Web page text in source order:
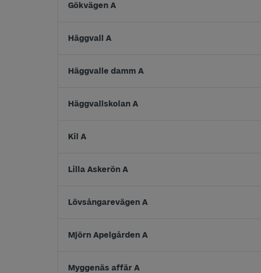
Gökvägen A
Häggvall A
Häggvalle damm A
Häggvallskolan A
Kil A
Lilla Askerön A
Lövsångarevägen A
Mjörn Apelgården A
Myggenäs affär A